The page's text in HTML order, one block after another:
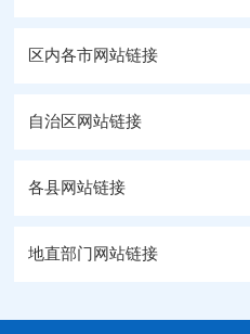
区内各市网站链接
自治区网站链接
各县网站链接
地直部门网站链接